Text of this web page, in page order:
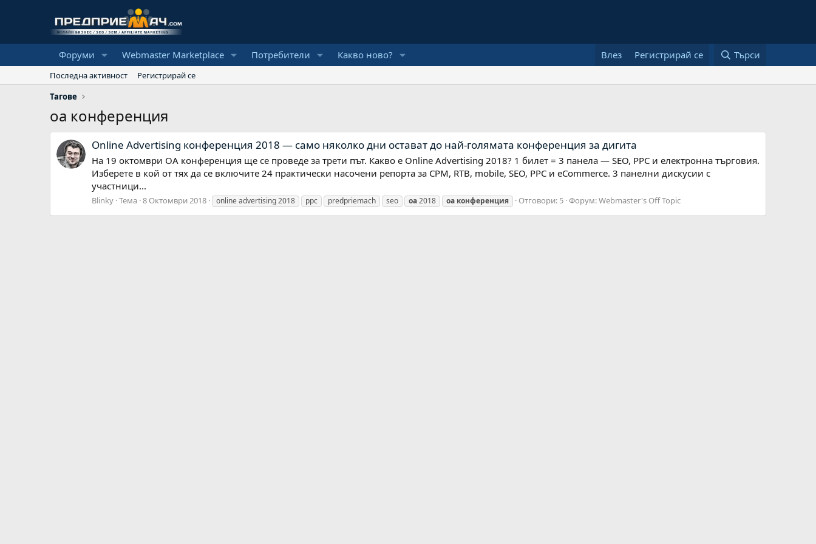
Форуми Webmaster Marketplace Потребители Какво ново? Влез Регистрирай се Търси
Последна активност
Регистрирай се
Тагове
оа конференция
Online Advertising конференция 2018 — само няколко дни остават до най-голямата конференция за дигита
На 19 октомври ОА конференция ще се проведе за трети път. Какво е Online Advertising 2018? 1 билет = 3 панела — SEO, PPC и електронна търговия.
Изберете в кой от тях да се включите 24 практически насочени репорта за CPM, RTB, mobile, SEO, PPC и eCommerce. 3 панелни дискусии с
участници...
Blinky Тема 8 Октомври 2018 online advertising 2018 ppc predpriemach seo оа2018 оа конференция Отговори: 5 Форум:Webmaster's Off Topic